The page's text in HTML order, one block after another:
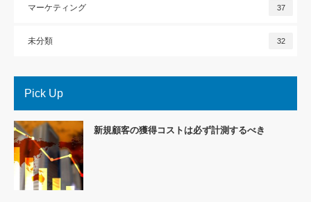
マーケティング 37
未分類 32
Pick Up
新規顧客の獲得コストは必ず計測するべき